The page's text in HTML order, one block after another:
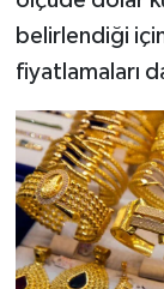
belirlendiği
fiyatlamaları